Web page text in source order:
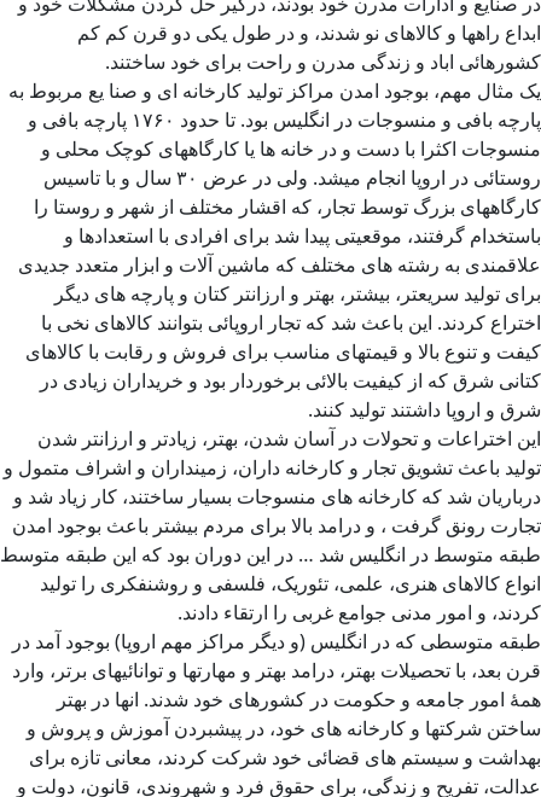
ابداع راهها و کالاهای نو شدند، و در طول یکی دو قرن کم کم
کشورهائی اباد و زندگی مدرن و راحت برای خود ساختند.
یک مثال مهم، بوجود امدن مراکز تولید کارخانه ای و صنا یع مربوط به
پارچه بافی و منسوجات در انگلیس بود. تا حدود ۱۷۶۰ پارچه بافی و
منسوجات اکثرا با دست و در خانه ها یا کارگاههای کوچک محلی و
روستائی در اروپا انجام میشد. ولی در عرض ۳۰ سال و با تاسیس
کارگاههای بزرگ توسط تجار، که اقشار مختلف از شهر و روستا را
باستخدام گرفتند، موقعیتی پیدا شد برای افرادی با استعدادها و
علاقمندی به رشته های مختلف که ماشین آلات و ابزار متعدد جدیدی
برای تولید سریعتر، بیشتر، بهتر و ارزانتر کتان و پارچه های دیگر
اختراع کردند. این باعث شد که تجار اروپائی بتوانند کالاهای نخی با
کیفت و تنوع بالا و قیمتهای مناسب برای فروش و رقابت با کالاهای
کتانی شرق که از کیفیت بالائی برخوردار بود و خریداران زیادی در
شرق و اروپا داشتند تولید کنند.
این اختراعات و تحولات در آسان شدن، بهتر، زیادتر و ارزانتر شدن
تولید باعث تشویق تجار و کارخانه داران، زمینداران و اشراف متمول و
درباریان شد که کارخانه های منسوجات بسیار ساختند، کار زیاد شد و
تجارت رونق گرفت ، و درامد بالا برای مردم بیشتر باعث بوجود امدن
طبقه متوسط در انگلیس شد … در این دوران بود که این طبقه متوسط
انواع کالاهای هنری، علمی، تئوریک، فلسفی و روشنفکری را تولید
کردند، و امور مدنی جوامع غربی را ارتقاء دادند.
طبقه متوسطی که در انگلیس (و دیگر مراکز مهم اروپا) بوجود آمد در
قرن بعد، با تحصیلات بهتر، درامد بهتر و مهارتها و توانائیهای برتر، وارد
همۀ امور جامعه و حکومت در کشورهای خود شدند. انها در بهتر
ساختن شرکتها و کارخانه های خود، در پیشبردن آموزش و پروش و
بهداشت و سیستم های قضائی خود شرکت کردند، معانی تازه برای
عدالت، تفریح و زندگی، برای حقوق فرد و شهروندی، قانون، دولت و